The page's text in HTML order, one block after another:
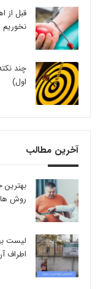
قبل از
نخوریم
چند
اول)
آخرین مطالب
روش
لیست
اطراف